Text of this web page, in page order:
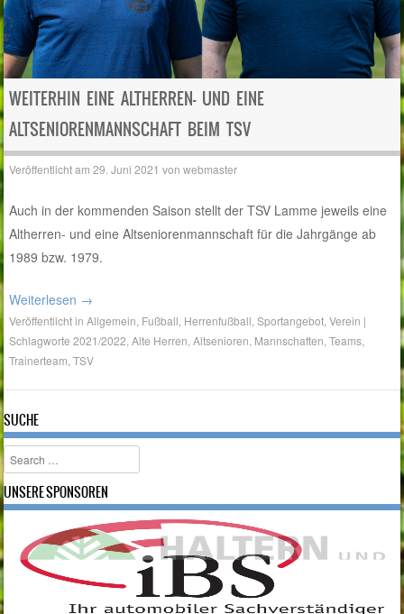
WEITERHIN EINE ALTHERREN- UND EINE
ALTSENIORENMANNSCHAFT BEIM TSV
Veröffentlicht am29. Juni 2021 vonwebmaster
Auch in der kommenden Saison stellt der TSV Lamme jeweils eine
Altherren- und eine Altseniorenmannschaft für die Jahrgänge ab
1989 bzw. 1979.
Weiterlesen →
Veröffentlicht inAllgemein Fußball Herrenfußball ,Sportangebot ,Verein |
Schlagworte2021/2022 ,Alte Herren ,Altsenioren Mannschaften ,Teams
Trainerteam ,TSV
SUCHE
Search
UNSERE SPONSOREN